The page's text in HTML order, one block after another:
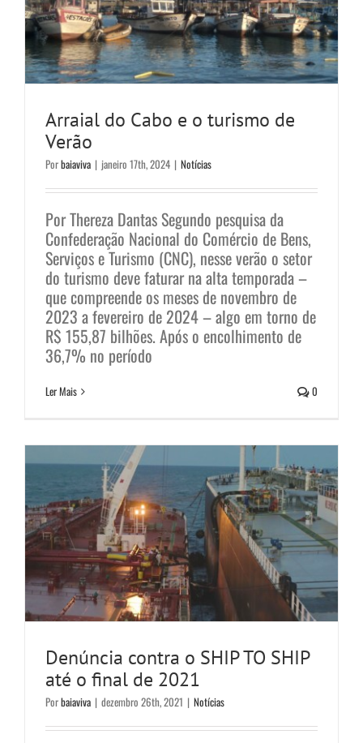
Arraial do Cabo e o turismo de
Verão
Porbaiaviva | janeiro 17th, 2024 | Notícias
Por Thereza Dantas Segundo pesquisa da
Confederação Nacional do Comércio de Bens,
Serviços e Turismo (CNC), nesse verão o setor
do turismo deve faturar na alta temporada –
que compreende os meses de novembro de
2023 a fevereiro de 2024 – algo em torno de
R$ 155,87 bilhões. Após o encolhimento de
36,7% no período
Ler Mais 0
Denúncia contra o SHIP TO SHIP
Denúncia contra o SHIP TO SHIP
até o final de 2021
Porbaiaviva | dezembro 26th, 2021 | Notícias